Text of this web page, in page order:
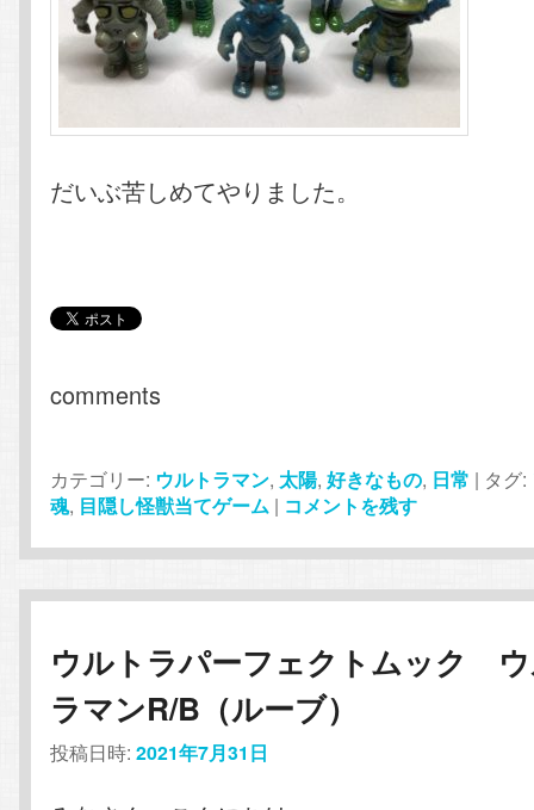
だいぶ苦しめてやりました。
comments
カテゴリー: ウルトラマン, 太陽,好きなもの, 日常 | タグ:
魂, 目隠し怪獣当てゲーム | コメントを残す
ウルトラパーフェクトムック
ラマンR/B（ルーブ）
投稿日時:2021年7月31日